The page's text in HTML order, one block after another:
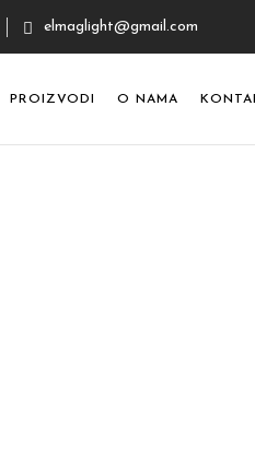
elmaglight@gmail.com
PROIZVODI O NAMA